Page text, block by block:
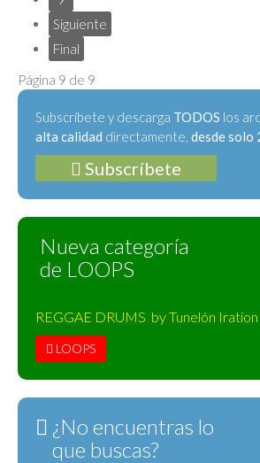
Siguiente
Final
Página 9 de 9
Subscríbete y descarga TODOS los
alta calidad directamente, desde solo
Subscríbete
Nueva categoría
de LOOPS
REGGAE DRUMS by Tunelón Iration
LOOPS
¿No encuentras lo
que buscas?